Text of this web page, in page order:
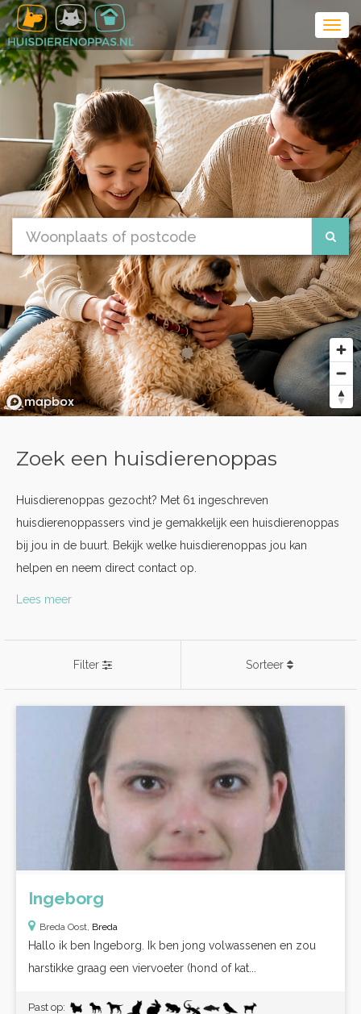
Zoek een huisdierenoppas
Huisdierenoppas gezocht? Met 61 ingeschreven
huisdierenoppassers vind je gemakkelijk een huisdierenoppas
bij jou in de buurt. Bekijk welke huisdierenoppas jou kan
helpen en neem direct contact op.
Lees meer
Filter Sorteer
Ingeborg
Breda Oost, Breda
Hallo ik ben Ingeborg. Ik ben jong volwassenen en zou
harstikke graag een viervoeter (hond of kat...
Past op: